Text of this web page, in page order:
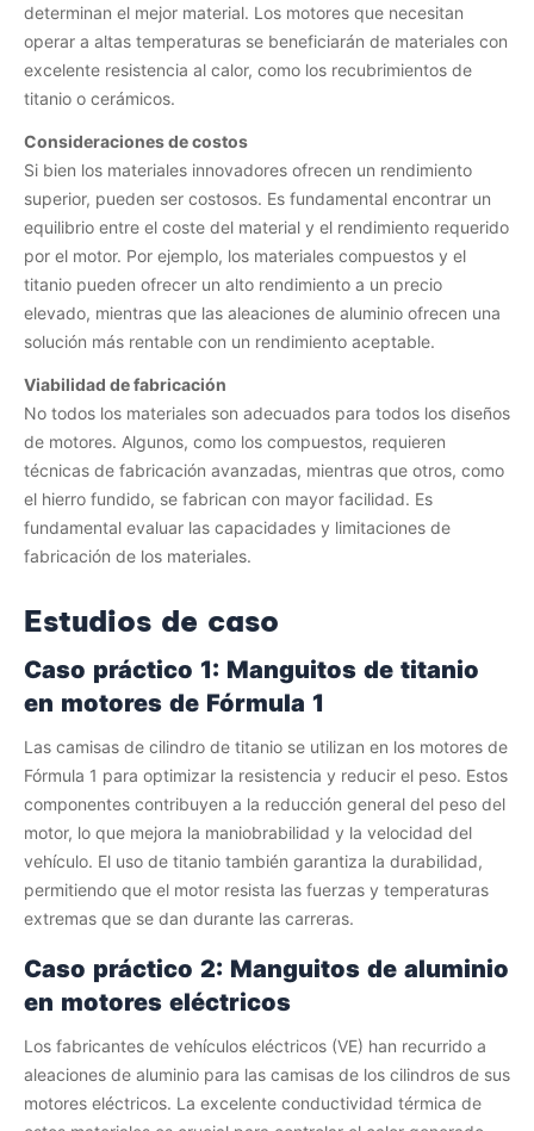
determinan el mejor material. Los motores que necesitan
operar a altas temperaturas se beneficiarán de materiales con
excelente resistencia al calor, como los recubrimientos de
titanio o cerámicos.
Consideraciones de costos
Si bien los materiales innovadores ofrecen un rendimiento
superior, pueden ser costosos. Es fundamental encontrar un
equilibrio entre el coste del material y el rendimiento requerido
por el motor. Por ejemplo, los materiales compuestos y el
titanio pueden ofrecer un alto rendimiento a un precio
elevado, mientras que las aleaciones de aluminio ofrecen una
solución más rentable con un rendimiento aceptable.
Viabilidad de fabricación
No todos los materiales son adecuados para todos los diseños
de motores. Algunos, como los compuestos, requieren
técnicas de fabricación avanzadas, mientras que otros, como
el hierro fundido, se fabrican con mayor facilidad. Es
fundamental evaluar las capacidades y limitaciones de
fabricación de los materiales.
Estudios de caso
Caso práctico 1: Manguitos de titanio
en motores de Fórmula 1
Las camisas de cilindro de titanio se utilizan en los motores de
Fórmula 1 para optimizar la resistencia y reducir el peso. Estos
componentes contribuyen a la reducción general del peso del
motor, lo que mejora la maniobrabilidad y la velocidad del
vehículo. El uso de titanio también garantiza la durabilidad,
permitiendo que el motor resista las fuerzas y temperaturas
extremas que se dan durante las carreras.
Caso práctico 2: Manguitos de aluminio
en motores eléctricos
Los fabricantes de vehículos eléctricos (VE) han recurrido a
aleaciones de aluminio para las camisas de los cilindros de sus
motores eléctricos. La excelente conductividad térmica de